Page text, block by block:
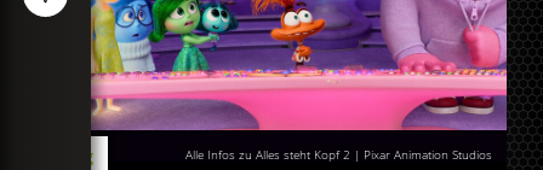
Alle Infos zu Alles steht Kopf 2 | Pixar Animation Studios
Blog